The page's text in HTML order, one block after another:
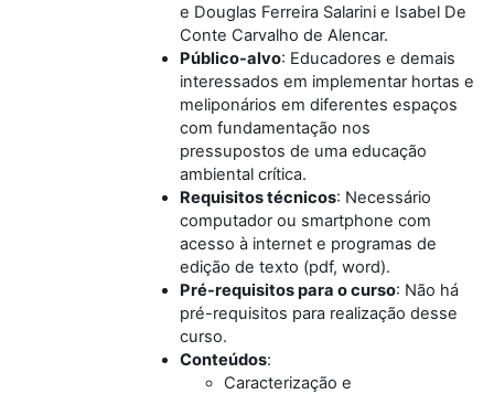
e Douglas Ferreira Salarini e Isabel De
Conte Carvalho de Alencar.
Público-alvo: Educadores e demais
interessados em implementar hortas e
meliponários em diferentes espaços
com fundamentação nos
pressupostos de uma educação
ambiental crítica.
Requisitos técnicos: Necessário
computador ou smartphone com
acesso à internet e programas de
edição de texto (pdf, word).
Pré-requisitos para o curso: Não há
pré-requisitos para realização desse
curso.
Conteúdos:
Caracterização e